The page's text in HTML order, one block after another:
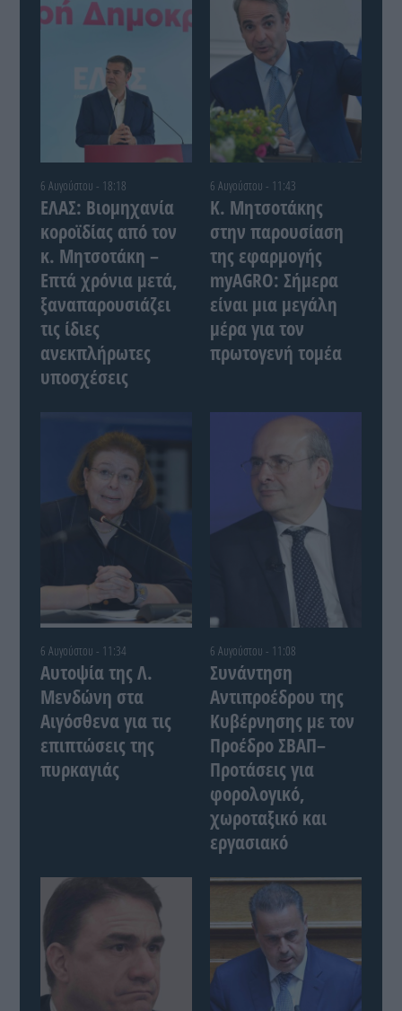
6 Αυγούστου - 18:18
ΕΛΑΣ: Βιομηχανία
κοροϊδίας από τον
κ. Μητσοτάκη –
Επτά χρόνια μετά,
ξαναπαρουσιάζει
τις ίδιες
ανεκπλήρωτες
υποσχέσεις
6 Αυγούστου - 11:43
Κ. Μητσοτάκης
στην παρουσίαση
της εφαρμογής
myAGRO: Σήμερα
είναι μια μεγάλη
μέρα για τον
πρωτογενή τομέα
6 Αυγούστου - 11:34
Αυτοψία της Λ.
Μενδώνη στα
Αιγόσθενα για τις
επιπτώσεις της
πυρκαγιάς
6 Αυγούστου - 11:08
Συνάντηση
Αντιπροέδρου της
Κυβέρνησης με τον
Προέδρο ΣΒΑΠ–
Προτάσεις για
φορολογικό,
χωροταξικό και
εργασιακό